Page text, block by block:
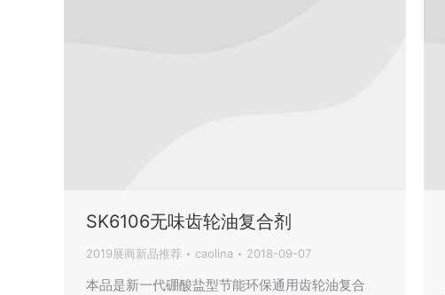
SK6106无味齿轮油复合剂
2019展商新品推荐 caolina 2018-09-07
本品是新一代硼酸盐型节能环保通用齿轮油复合